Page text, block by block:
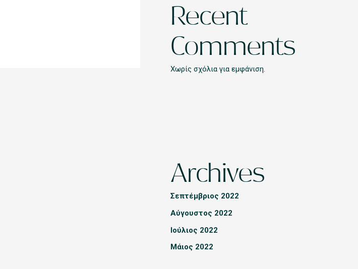
Recent
Comments
Χωρίς σχόλια για εμφάνιση.
Archives
Σεπτέμβριος 2022
Αύγουστος 2022
Ιούλιος 2022
Μάιος 2022